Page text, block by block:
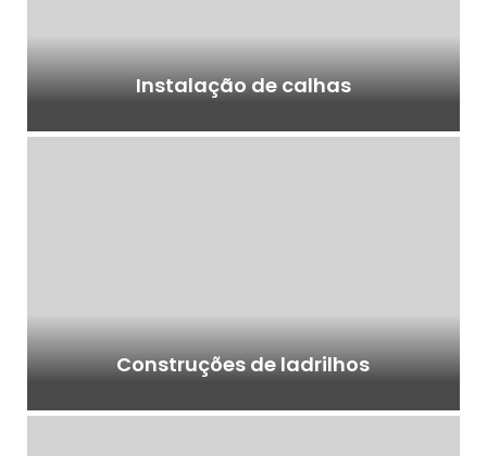
Instalação de calhas
Construções de ladrilhos